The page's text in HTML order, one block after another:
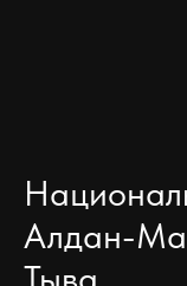
Алдан-